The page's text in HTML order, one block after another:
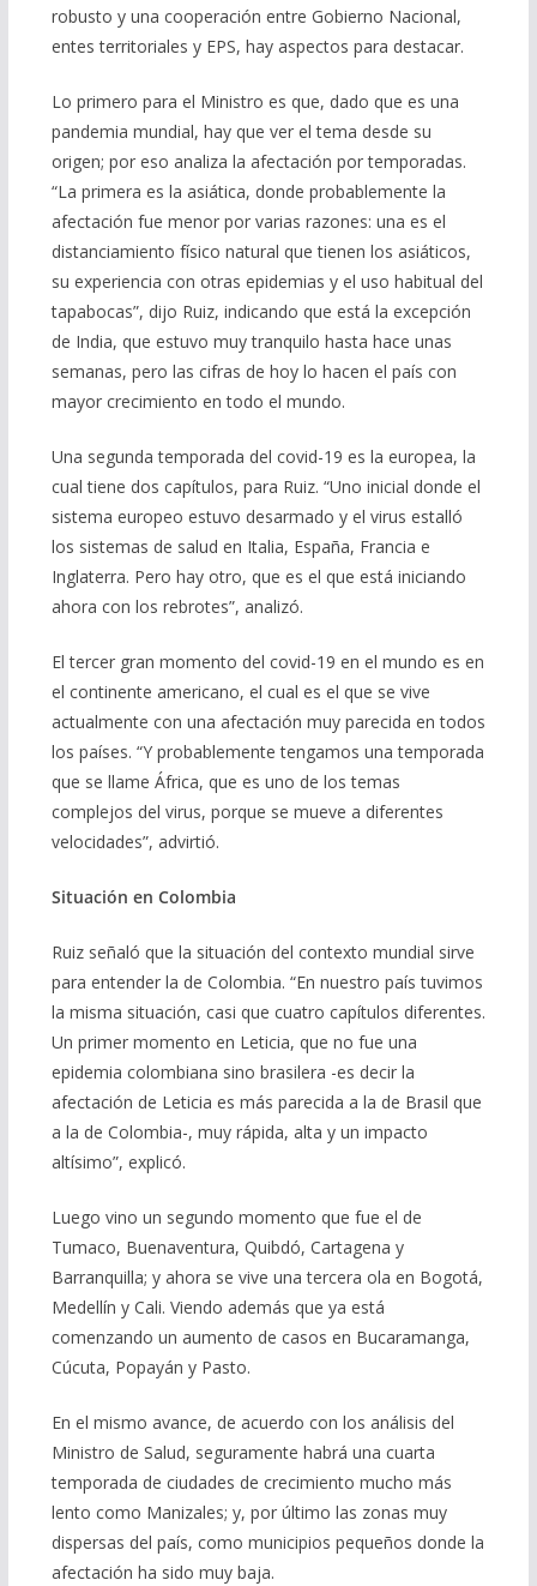
robusto y una cooperación entre Gobierno Nacional,
entes territoriales y EPS, hay aspectos para destacar.
Lo primero para el Ministro es que, dado que es una
pandemia mundial, hay que ver el tema desde su
origen; por eso analiza la afectación por temporadas.
“La primera es la asiática, donde probablemente la
afectación fue menor por varias razones: una es el
distanciamiento físico natural que tienen los asiáticos,
su experiencia con otras epidemias y el uso habitual del
tapabocas”, dijo Ruiz, indicando que está la excepción
de India, que estuvo muy tranquilo hasta hace unas
semanas, pero las cifras de hoy lo hacen el país con
mayor crecimiento en todo el mundo.
Una segunda temporada del covid-19 es la europea, la
cual tiene dos capítulos, para Ruiz. “Uno inicial donde el
sistema europeo estuvo desarmado y el virus estalló
los sistemas de salud en Italia, España, Francia e
Inglaterra. Pero hay otro, que es el que está iniciando
ahora con los rebrotes”, analizó.
El tercer gran momento del covid-19 en el mundo es en
el continente americano, el cual es el que se vive
actualmente con una afectación muy parecida en todos
los países. “Y probablemente tengamos una temporada
que se llame África, que es uno de los temas
complejos del virus, porque se mueve a diferentes
velocidades”, advirtió.
Situación en Colombia
Ruiz señaló que la situación del contexto mundial sirve
para entender la de Colombia. “En nuestro país tuvimos
la misma situación, casi que cuatro capítulos diferentes.
Un primer momento en Leticia, que no fue una
epidemia colombiana sino brasilera -es decir la
afectación de Leticia es más parecida a la de Brasil que
a la de Colombia-, muy rápida, alta y un impacto
altísimo”, explicó.
Luego vino un segundo momento que fue el de
Tumaco, Buenaventura, Quibdó, Cartagena y
Barranquilla; y ahora se vive una tercera ola en Bogotá,
Medellín y Cali. Viendo además que ya está
comenzando un aumento de casos en Bucaramanga,
Cúcuta, Popayán y Pasto.
En el mismo avance, de acuerdo con los análisis del
Ministro de Salud, seguramente habrá una cuarta
temporada de ciudades de crecimiento mucho más
lento como Manizales; y, por último las zonas muy
dispersas del país, como municipios pequeños donde la
afectación ha sido muy baja.